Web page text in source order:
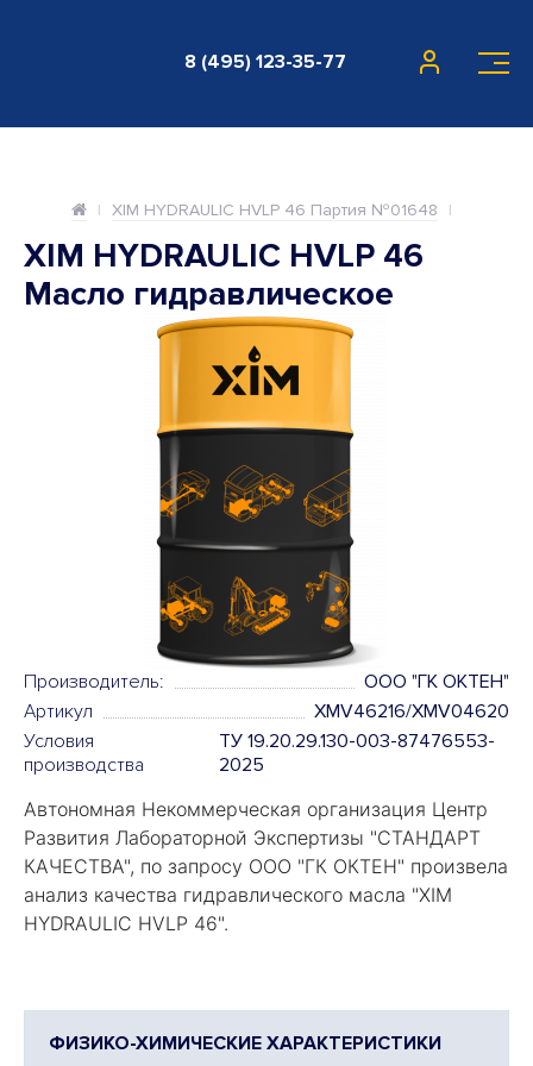
8 (495) 123-35-77
XIM HYDRAULIC HVLP 46 Партия №01648
XIM HYDRAULIC HVLP 46
Масло гидравлическое
Производитель:
ООО "ГК ОКТЕН"
Артикул
XMV46216/XMV04620
Условия
производства
ТУ 19.20.29.130-003-87476553-
2025
Автономная Некоммерческая организация Центр
Развития Лабораторной Экспертизы "СТАНДАРТ
КАЧЕСТВА", по запросу ООО "ГК ОКТЕН" произвела
анализ качества гидравлического масла "XIM
HYDRAULIC HVLP 46".
ФИЗИКО-ХИМИЧЕСКИЕ ХАРАКТЕРИСТИКИ